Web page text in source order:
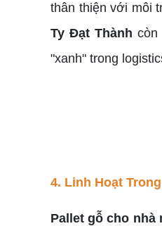
thân thiện với môi
Ty Đạt Thành
"xanh" trong
4. Linh Hoạt
Pallet gỗ cho nhà